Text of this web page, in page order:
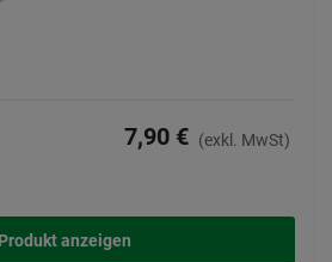
7,90 € (exkl. MwSt)
Produkt anzeigen